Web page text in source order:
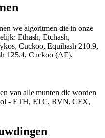
we algoritmen die in onze
Ethash, Etchash,
Cuckoo, Equihash 210.9,
125.4, Cuckoo (AE).
van alle munten die worden
- ETH, ETC, RVN, CFX,